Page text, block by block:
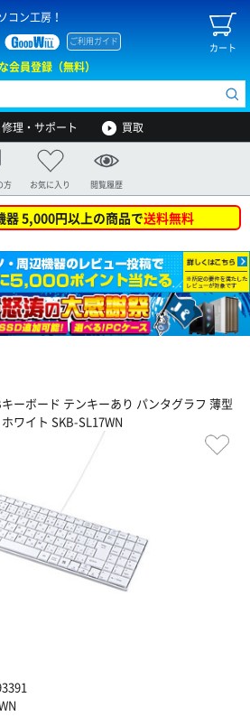
コン工房！
カート
ご利用ガイド
会員登録（無料）
修理・サポート 買取
方 お気に入り 閲覧履歴
器 5,000円以上の商品で送料無料
ーボード テンキーあり パンタグラフ 薄型
ワイト SKB-SL17WN